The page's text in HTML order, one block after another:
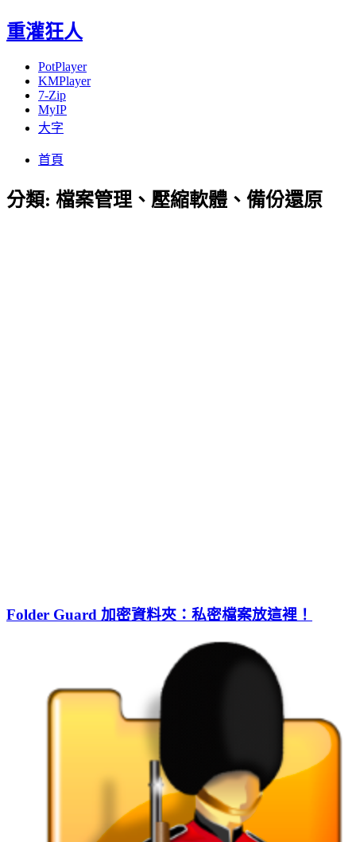
重灌狂人
PotPlayer
KMPlayer
7-Zip
MyIP
大字
首頁
分類: 檔案管理、壓縮軟體、備份還原
Folder Guard 加密資料夾：私密檔案放這裡！